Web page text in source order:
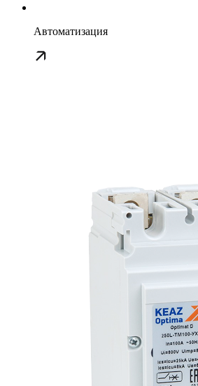
Автоматизация